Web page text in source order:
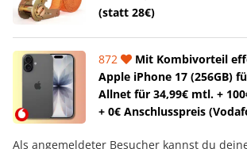
(statt 28€)
872
Mit Kombivorteil
Apple iPhone 17 (256GB)
Allnet für 34,99€ mtl. +
+ 0€ Anschlusspreis
Als angemeldeter Besucher kannst du